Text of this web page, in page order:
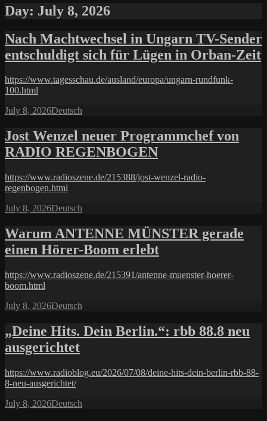
Day: July 8, 2026
Nach Machtwechsel in Ungarn TV-Sender
entschuldigt sich für Lügen in Orban-Zeit
https://www.tagesschau.de/ausland/europa/ungarn-rundfunk-
100.html
Posted
July 8, 2026Categories
Deutsch
Jost Wenzel neuer Programmchef von
RADIO REGENBOGEN
https://www.radioszene.de/215388/jost-wenzel-radio-
regenbogen.html
Posted
July 8, 2026Categories
Deutsch
Warum ANTENNE MÜNSTER gerade
einen Hörer-Boom erlebt
https://www.radioszene.de/215391/antenne-muenster-hoerer-
boom.html
Posted
July 8, 2026Categories
Deutsch
„Deine Hits. Dein Berlin.“: rbb 88.8 neu
ausgerichtet
https://www.radioblog.eu/2026/07/08/deine-hits-dein-berlin-rbb-88-
8-neu-ausgerichtet/
Posted
July 8, 2026Categories
Deutsch